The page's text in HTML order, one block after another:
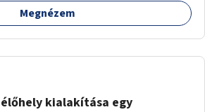
Megnézem
kialakítása egy